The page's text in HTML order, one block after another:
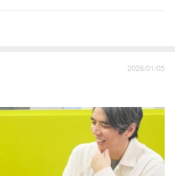
2026/01/05